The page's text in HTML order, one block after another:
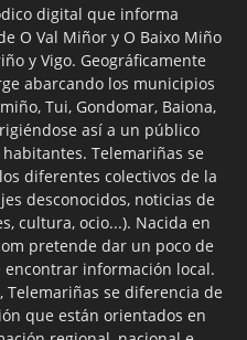
digital que informa
O Val Miñor y O Baixo Miño
y Vigo. Geográficamente
abarcando los municipios
Tui, Gondomar, Baiona,
así a un público
Telemariñas se
diferentes colectivos de la
desconocidos, noticias de
cultura, ocio...). Nacida en
pretende dar un poco de
encontrar información local.
Telemariñas se diferencia de
que están orientados en